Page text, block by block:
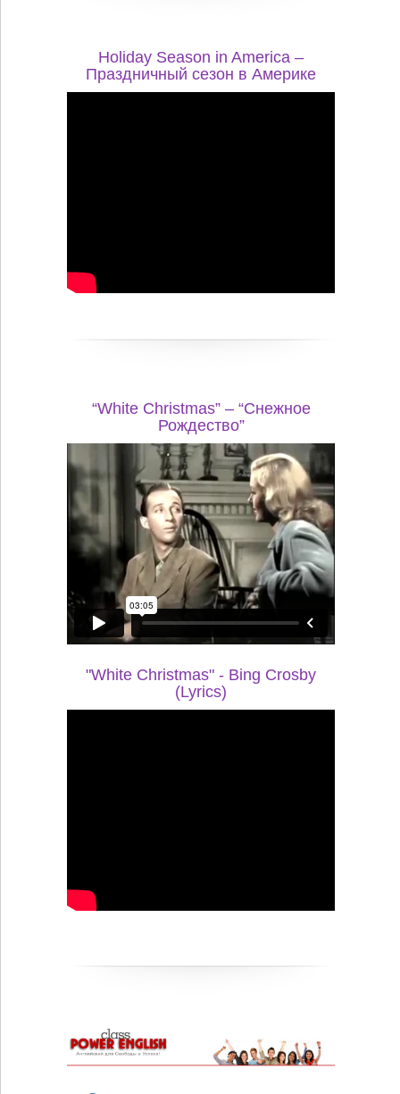
Holiday Season in America –
Праздничный сезон в Америке
“White Christmas” – “Снежное
Рождество”
"White Christmas" - Bing Crosby
(Lyrics)